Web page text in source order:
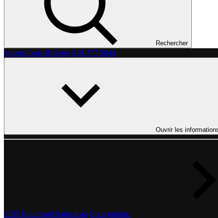
Rechercher
Mazda Trois-Rivières 819 377-5844
Ouvrir les
3135 Boulevard Saint-Jean Nous joindre